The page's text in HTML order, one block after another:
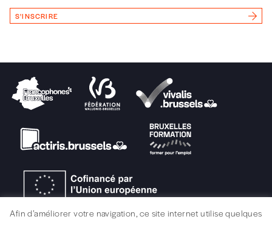
Faites découvrir l'Imag
à un·e ami·e et offrez-
lui un abonnement ou numéro au choix.
J’offre un abonnement (5
numéros)
J’offre le(s) numéro(s)
Vos coordonnées
S'INSCRIRE
Afin d’améliorer votre navigation, ce site internet utilise quelques